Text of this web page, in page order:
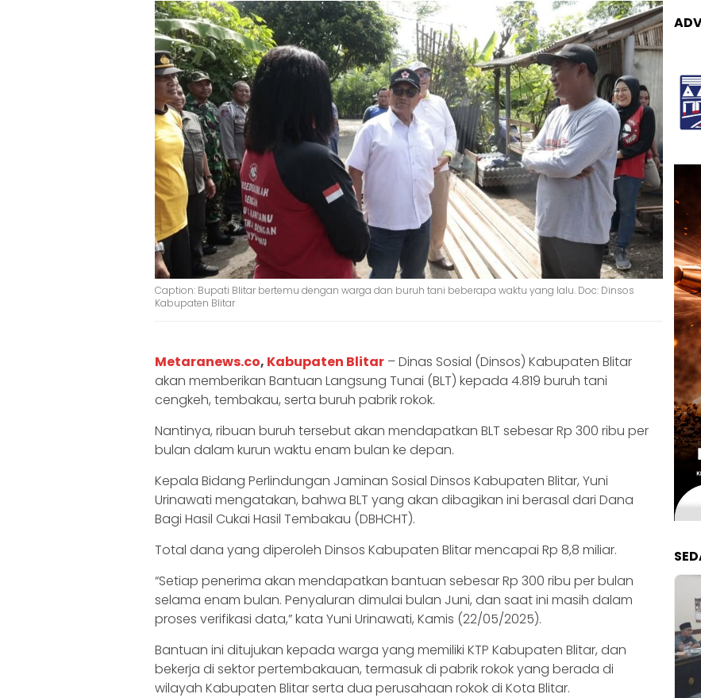
Caption: Bupati Blitar bertemu dengan warga dan buruh tani beberapa waktu yang lalu. Doc: Dinsos
Kabupaten Blitar
Metaranews.co, Kabupaten Blitar – Dinas Sosial (Dinsos) Kabupaten Blitar
akan memberikan Bantuan Langsung Tunai (BLT) kepada 4.819 buruh tani
cengkeh, tembakau, serta buruh pabrik rokok.
Nantinya, ribuan buruh tersebut akan mendapatkan BLT sebesar Rp 300 ribu per
bulan dalam kurun waktu enam bulan ke depan.
Kepala Bidang Perlindungan Jaminan Sosial Dinsos Kabupaten Blitar, Yuni
Urinawati mengatakan, bahwa BLT yang akan dibagikan ini berasal dari Dana
Bagi Hasil Cukai Hasil Tembakau (DBHCHT).
Total dana yang diperoleh Dinsos Kabupaten Blitar mencapai Rp 8,8 miliar.
“Setiap penerima akan mendapatkan bantuan sebesar Rp 300 ribu per bulan
selama enam bulan. Penyaluran dimulai bulan Juni, dan saat ini masih dalam
proses verifikasi data,” kata Yuni Urinawati, Kamis (22/05/2025).
Bantuan ini ditujukan kepada warga yang memiliki KTP Kabupaten Blitar, dan
bekerja di sektor pertembakauan, termasuk di pabrik rokok yang berada di
wilayah Kabupaten Blitar serta dua perusahaan rokok di Kota Blitar.